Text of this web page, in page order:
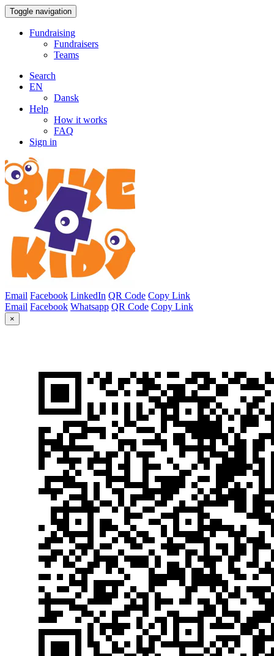
Toggle navigation
Fundraising
Fundraisers
Teams
Search
EN
Dansk
Help
How it works
FAQ
Sign in
Email Facebook LinkedIn QR Code Copy Link
Email Facebook Whatsapp QR Code Copy Link
×